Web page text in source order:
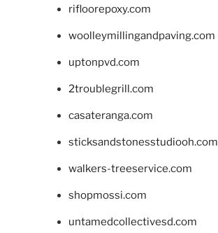
rifloorepoxy.com
woolleymillingandpaving.com
uptonpvd.com
2troublegrill.com
casateranga.com
sticksandstonesstudiooh.com
walkers-treeservice.com
shopmossi.com
untamedcollectivesd.com